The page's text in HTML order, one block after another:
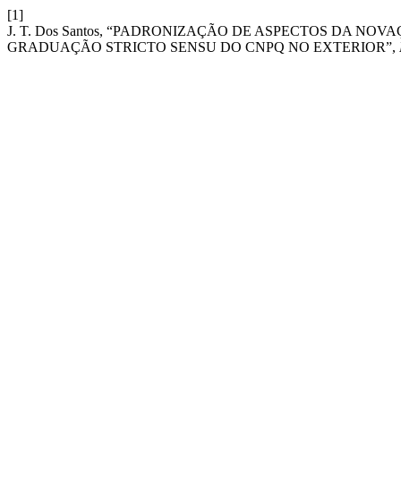
[1]
J. T. Dos Santos, “PADRONIZAÇÃO DE ASPECTOS DA
GRADUAÇÃO STRICTO SENSU DO CNPQ NO EXTERIOR”,